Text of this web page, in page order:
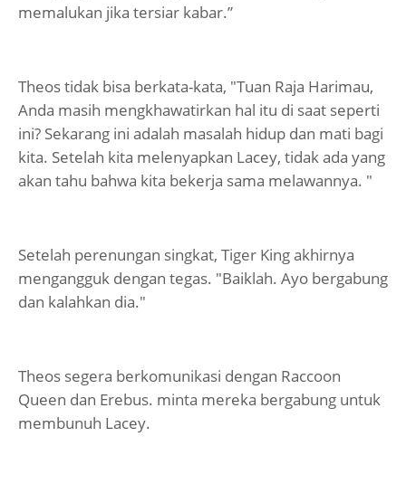
memalukan jika tersiar kabar.”
Theos tidak bisa berkata-kata, "Tuan Raja Harimau,
Anda masih mengkhawatirkan hal itu di saat seperti
ini? Sekarang ini adalah masalah hidup dan mati bagi
kita. Setelah kita melenyapkan Lacey, tidak ada yang
akan tahu bahwa kita bekerja sama melawannya. "
Setelah perenungan singkat, Tiger King akhirnya
mengangguk dengan tegas. "Baiklah. Ayo bergabung
dan kalahkan dia."
Theos segera berkomunikasi dengan Raccoon
Queen dan Erebus. minta mereka bergabung untuk
membunuh Lacey.